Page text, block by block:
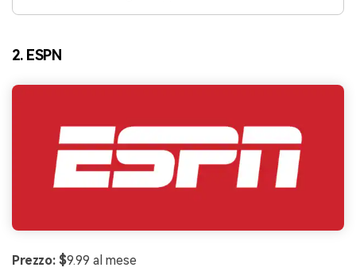
2. ESPN
Prezzo: $9.99 al mese